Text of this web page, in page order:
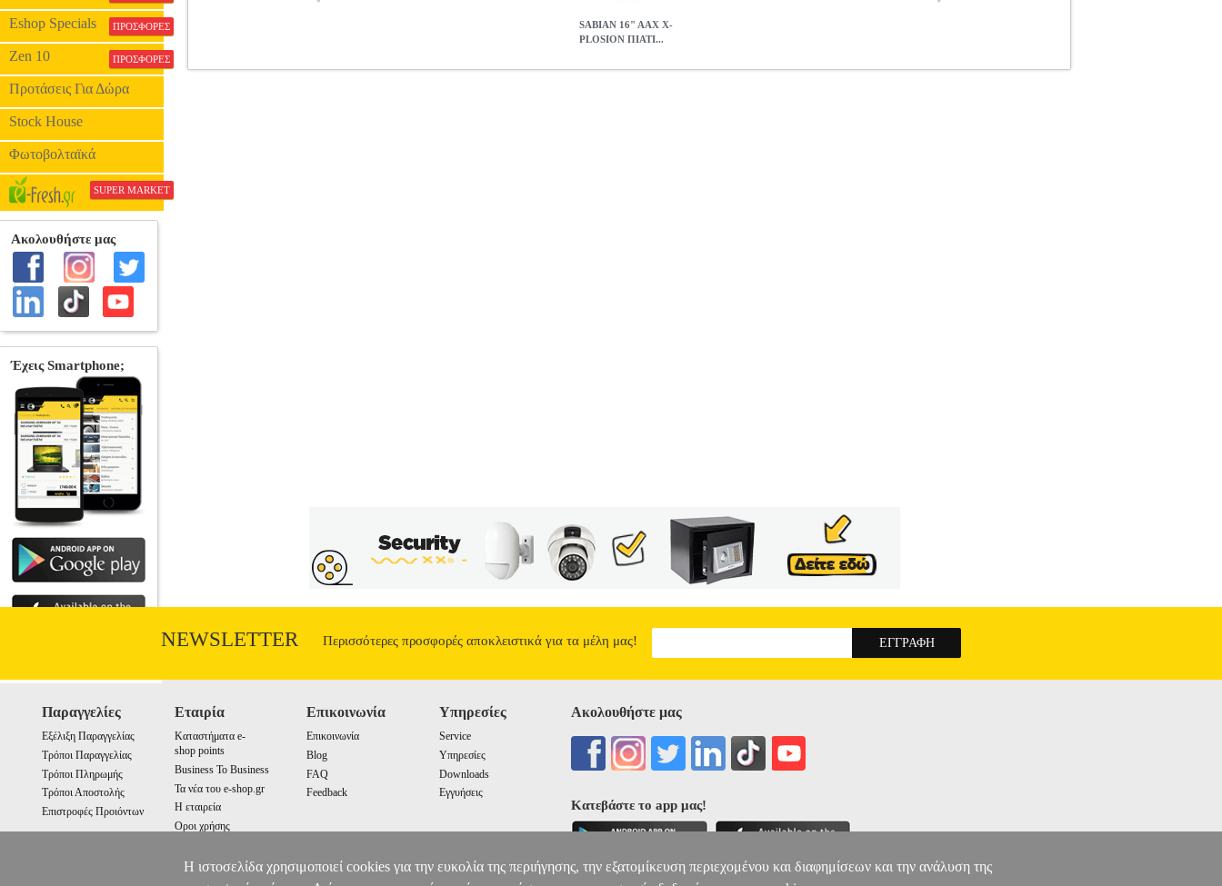
Eshop Specials ΠΡΟΣΦΟΡΕΣ
Zen 10 ΠΡΟΣΦΟΡΕΣ
Προτάσεις Για Δώρα
Stock House
Φωτοβολταϊκά
SUPER MARKET
SABIAN 16" AAX X-
PLOSION ΠΙΑΤΙ...
NEWSLETTER Περισσότερες προσφορές αποκλειστικά για τα μέλη μας!
Παραγγελίες
Εξέλιξη Παραγγελίας
Τρόποι Παραγγελίας
Τρόποι Πληρωμής
Τρόποι Αποστολής
Επιστροφές Προιόντων
Εταιρία
Καταστήματα e-
shop points
Business To Business
Τα νέα του e-shop.gr
Η εταιρεία
Οροι χρήσης
Επικοινωνία
Επικοινωνία
Blog
FAQ
Feedback
Υπηρεσίες
Service
Υπηρεσίες
Downloads
Εγγυήσεις
Ακολουθήστε μας
Κατεβάστε το app μας!
Η ιστοσελίδα χρησιμοποιεί cookies για την ευκολία της περιήγησης, την εξατομίκευση περιεχομένου και διαφημίσεων και την ανάλυση της